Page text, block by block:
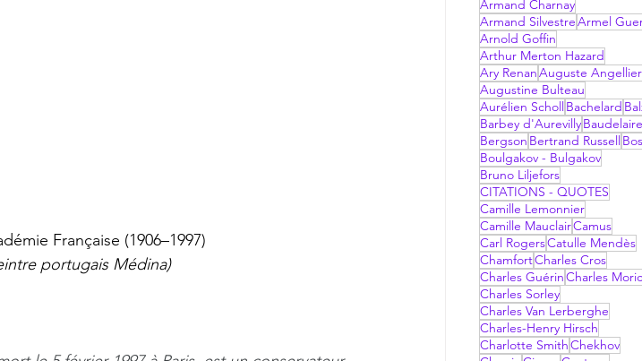
Française (1906–1997)
portugais Médina)
Armand Charnay
Armand SilvestreArmel
Arnold Goffin
Arthur Merton Hazard
Ary RenanAuguste Angellier
Augustine Bulteau
Aurélien Scholl Bachelard
Barbey d'AurevillyBaudelaire
Bergson Bertrand Russell
Boulgakov - Bulgakov
Bruno Liljefors
CITATIONS - QUOTES
Camille Lemonnier
Camille MauclairCamus
Carl RogersCatulle Mendès
ChamfortCharles Cros
Charles GuérinCharles
Charles Sorley
Charles Van Lerberghe
Charles-Henry Hirsch
Charlotte SmithChekhov